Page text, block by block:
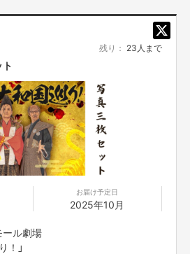
基本NGとします。
禁止とさせていただきます。購入したご本人
号
view/141727
残り： 23人まで
お届け予定日
2025年10月
ール劇場
！」